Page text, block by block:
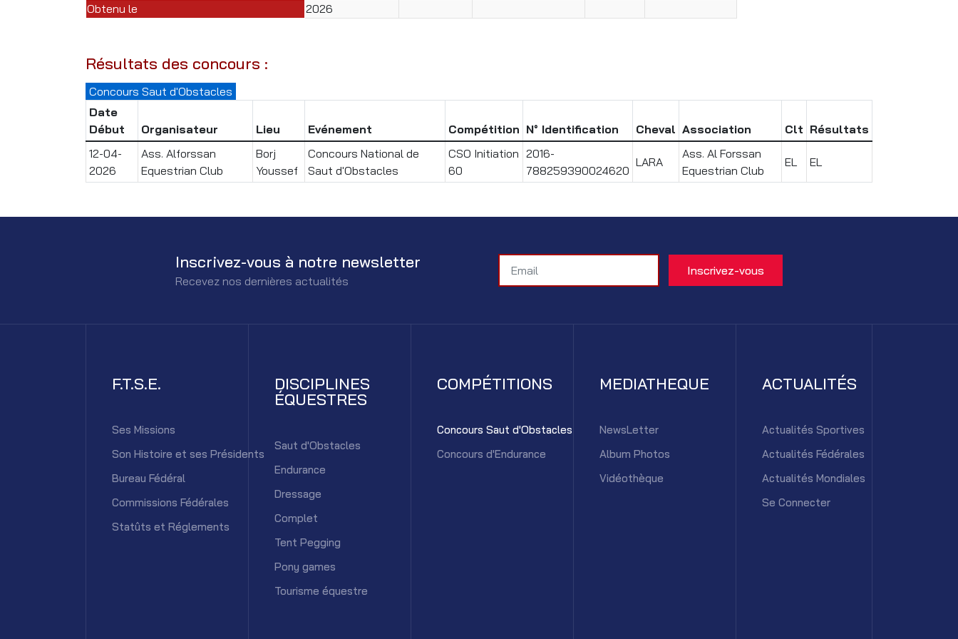
Obtenu le
2026
Résultats des concours :
Concours Saut d'Obstacles
Date
Début
Organisateur Lieu Evénement Compétition N° Identification Cheval Association Clt Résultats
12-04-
2026
Ass. Alforssan
Equestrian Club
Borj
Youssef
Concours National de
Saut d'Obstacles
CSO Initiation
60
2016-
788259390024620
LARA
Ass. Al Forssan
Equestrian Club
EL EL
Inscrivez-vous à notre newsletter
Recevez nos dernières actualités
F.T.S.E.
Ses Missions
Son Histoire et ses Présidents
Bureau Fédéral
Commissions Fédérales
Statûts et Réglements
DISCIPLINES
ÉQUESTRES
Saut d'Obstacles
Endurance
Dressage
Complet
Tent Pegging
Pony games
Tourisme équestre
COMPÉTITIONS
Concours Saut d'Obstacles
Concours d'Endurance
MEDIATHEQUE
NewsLetter
Album Photos
Vidéothèque
ACTUALITÉS
Actualités Sportives
Actualités Fédérales
Actualités Mondiales
Se Connecter